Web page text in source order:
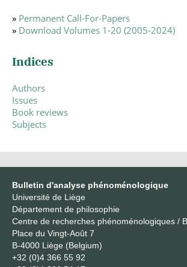
» Permanent Call-For-Papers
» Download Volumes 1-20 (2005-2024)
Indices
Authors
Issues
Book reviews
Subjects
Bulletin d'analyse phénoménologique
Université de Liège
Département de philosophie
Centre de recherches phénoménologiques /
Place du Vingt-Août 7
B-4000 Liège (Belgium)
+32 (0)4 366 55 92